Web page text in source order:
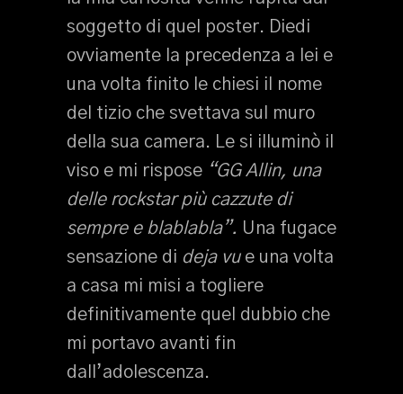
soggetto di quel poster. Diedi
ovviamente la precedenza a lei e
una volta finito le chiesi il nome
del tizio che svettava sul muro
della sua camera. Le si illuminò il
viso e mi rispose “GG Allin, una
delle rockstar più cazzute di
sempre e blablabla”. Una fugace
sensazione di deja vue una volta
a casa mi misi a togliere
definitivamente quel dubbio che
mi portavo avanti fin
dall’adolescenza.